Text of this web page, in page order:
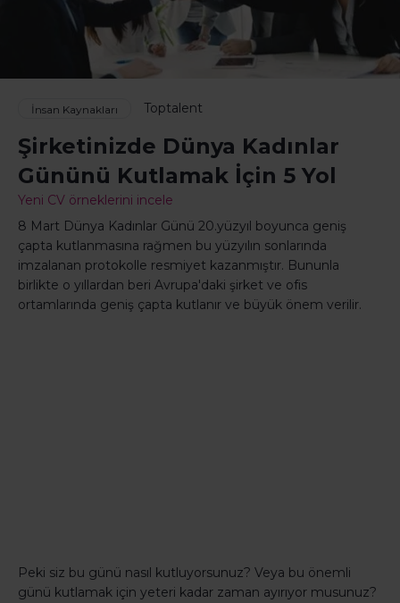
İnsan Kaynakları Toptalent
Şirketinizde Dünya Kadınlar
Gününü Kutlamak İçin 5 Yol
Yeni CV örneklerini incele
8 Mart Dünya Kadınlar Günü 20.yüzyıl boyunca geniş
çapta kutlanmasına rağmen bu yüzyılın sonlarında
imzalanan protokolle resmiyet kazanmıştır. Bununla
birlikte o yıllardan beri Avrupa'daki şirket ve ofis
ortamlarında geniş çapta kutlanır ve büyük önem verilir.
Peki siz bu günü nasıl kutluyorsunuz? Veya bu önemli
günü kutlamak için yeteri kadar zaman ayırıyor musunuz?